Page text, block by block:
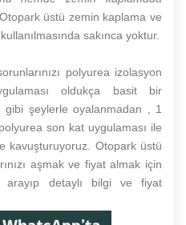
üstü zemin kaplama ve
sakınca yoktur.
polyurea izolasyon
oldukça basit bir
gibi şeylerle oyalanmadan , 1
son kat uygulaması ile
kavuşturuyoruz. Otopark üstü
aşmak ve fiyat almak için
arayıp detaylı bilgi ve fiyat